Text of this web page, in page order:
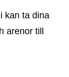
kan ta dina
arenor till